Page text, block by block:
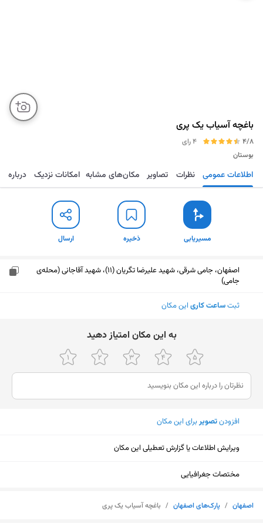
باغچه آسیاب یک پری
4/8
4 رای
بوستان
مسیریابی ذخیره ارسال اطلاعات عمومی نظرات تصاویر مکان‌های مشابه امکانات نزدیک درباره
مسیریابی ذخیره ارسال
اصفهان، جامی شرقی، شهید علیرضا تگریان (11)، شهید آقاجانی (محله‌ی
جامی)
ثبتساعت کاری این مکان
ﺑﻪ اﯾﻦ ﻣﮑﺎن اﻣﺘﯿﺎز دﻫﯿﺪ
افزودنتصویربرای این مکان
ویرایش اطلاعات یا گزارش تعطیلی این مکان
مختصات جغرافیایی
اصفهان / پارک‌های اصفهان / باغچه آسیاب یک پری